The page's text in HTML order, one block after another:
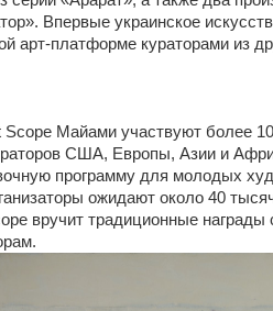
Впервые украинское
арт-платформе кураторами из
Scope Майами участвуют более
США, Европы, Азии и
программу для молодых
ожидают около 40
вручит традиционные